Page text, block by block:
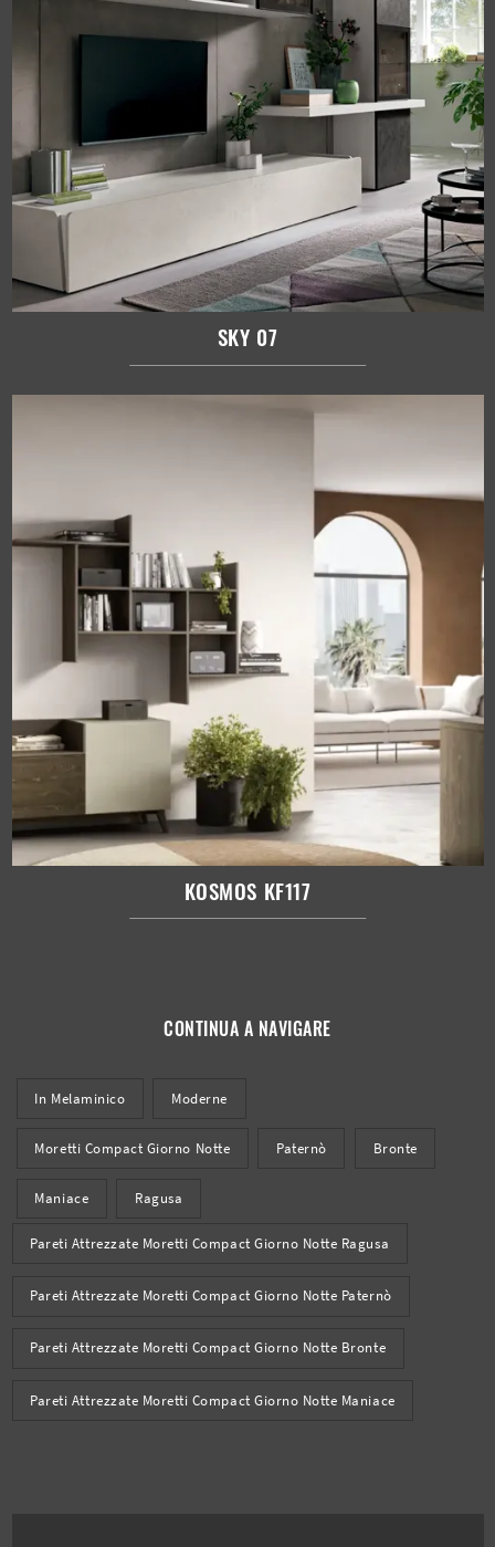
SKY 07
KOSMOS KF117
CONTINUA A NAVIGARE
In Melaminico Moderne
Moretti Compact Giorno Notte Paternò Bronte
Maniace Ragusa
Pareti Attrezzate Moretti Compact Giorno Notte Ragusa
Pareti Attrezzate Moretti Compact Giorno Notte Paternò
Pareti Attrezzate Moretti Compact Giorno Notte Bronte
Pareti Attrezzate Moretti Compact Giorno Notte Maniace